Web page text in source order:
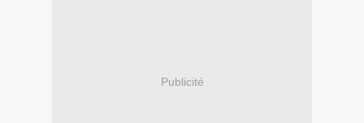
Publicité